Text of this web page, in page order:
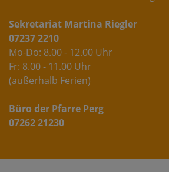
Sekretariat Martina Riegler
07237 2210
Mo-Do: 8.00 - 12.00 Uhr
Fr: 8.00 - 11.00 Uhr
(außerhalb Ferien)
Büro der Pfarre Perg
07262 21230